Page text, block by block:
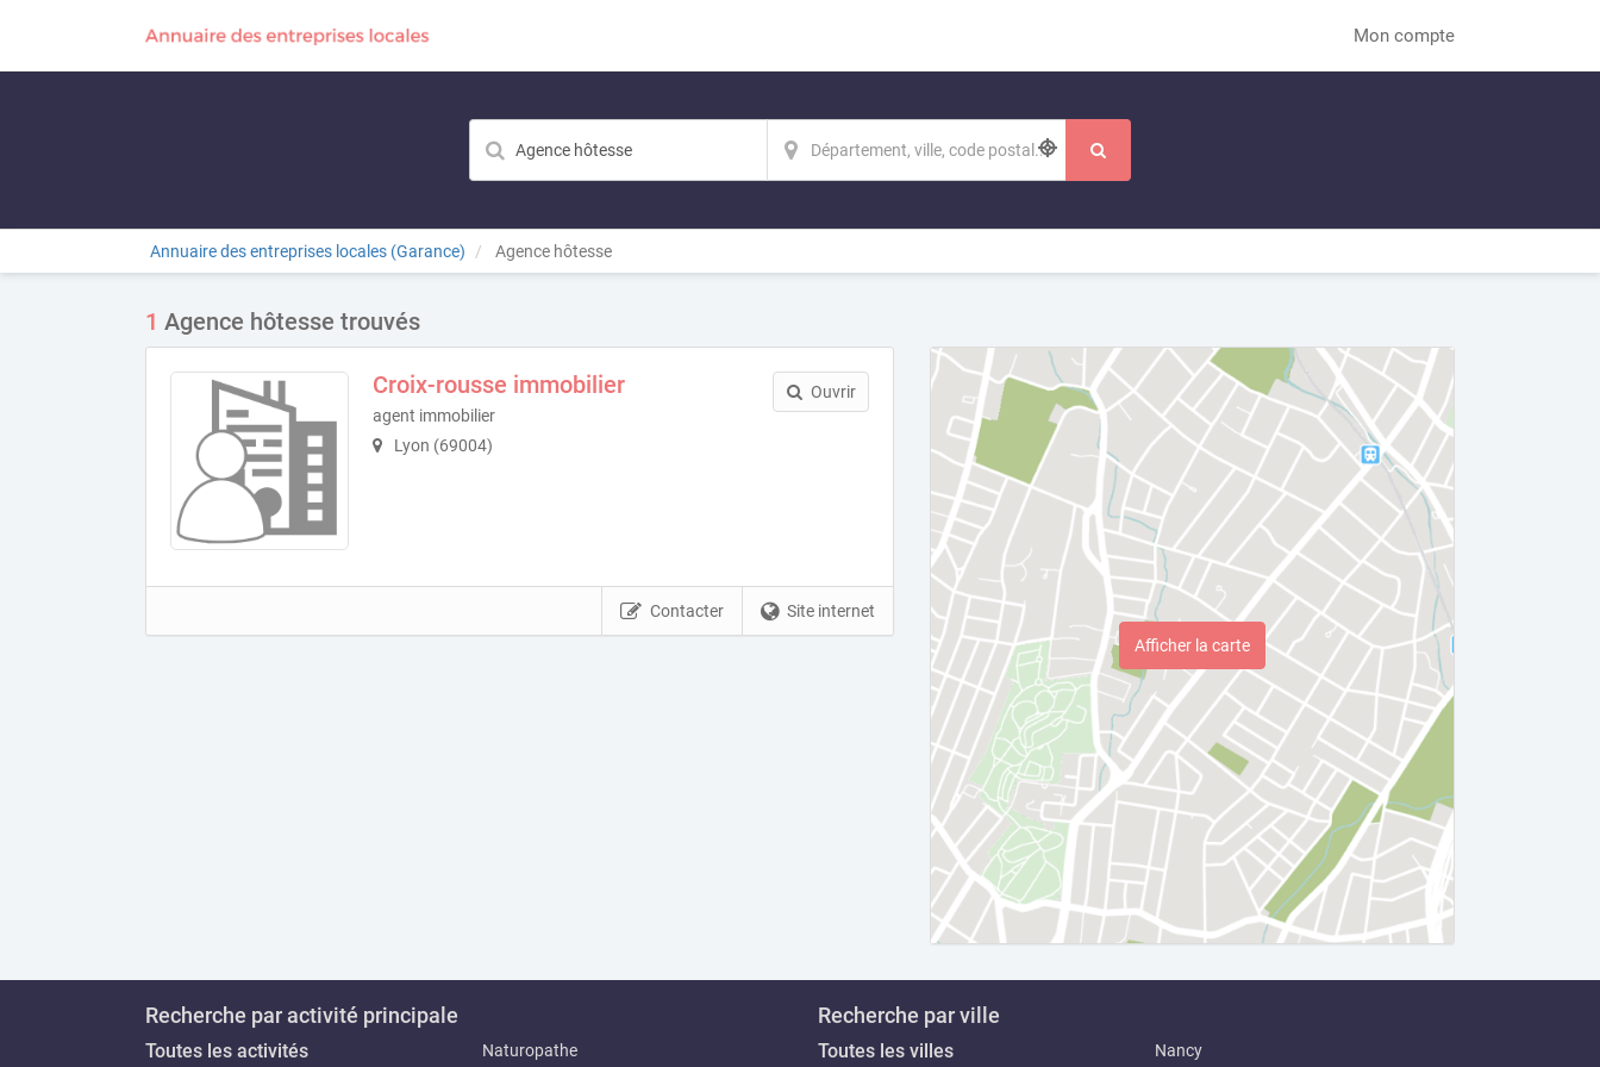
Mon compte
Annuaire des entreprises locales (Garance) Agence hôtesse
1 Agence hôtesse trouvés
Croix-rousse immobilier
agent immobilier
Lyon (69004)
Ouvrir
Site internet
Contacter
Afficher la carte
Recherche par activité principale
Toutes les activités
Naturopathe
Recherche par ville
Toutes les villes
Nancy